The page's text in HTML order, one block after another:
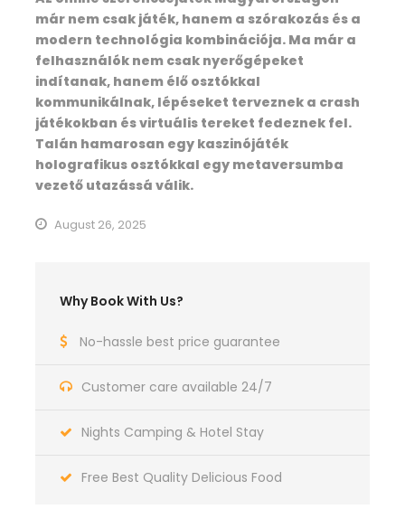
már nem csak játék, hanem a szórakozás és a
modern technológia kombinációja. Ma már a
felhasználók nem csak nyerőgépeket
indítanak, hanem élő osztókkal
kommunikálnak, lépéseket terveznek a crash
játékokban és virtuális tereket fedeznek fel.
Talán hamarosan egy kaszinójáték
holografikus osztókkal egy metaversumba
vezető utazássá válik.
August 26, 2025
Why Book With Us?
No-hassle best price guarantee
Customer care available 24/7
Nights Camping & Hotel Stay
Free Best Quality Delicious Food